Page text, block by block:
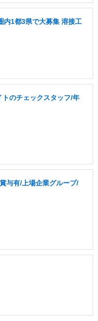
内1都3県で大募集 溶接工
のチェックスタッフ/年
与有/上場企業グループ/